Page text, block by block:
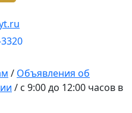
/ Объявления об
/ с 9:00 до 12:00 часов в